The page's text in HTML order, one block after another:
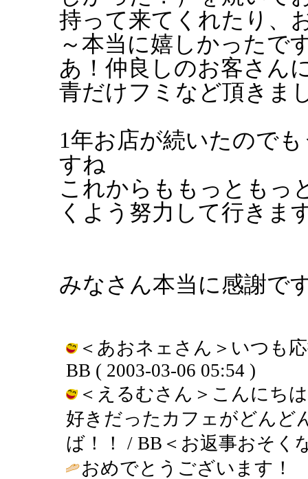
持って来てくれたり、
～本当に嬉しかったで
あ！仲良しのお客さん
青だけフミなど頂きま
1年お店が続いたので
すね
これからももっともっ
くよう努力して行きま
みなさん本当に感謝で
＜あおネェさん＞いつも
BB ( 2003-03-06 05:54 )
＜えるむさん＞こんにち
好きだったカフェがどんど
ば！！ / BB＜お返事おそく
おめでとうございます！